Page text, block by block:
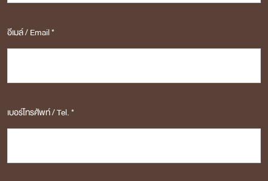
อีเมล์ / Email *
เบอร์โทรศัพท์ / Tel. *